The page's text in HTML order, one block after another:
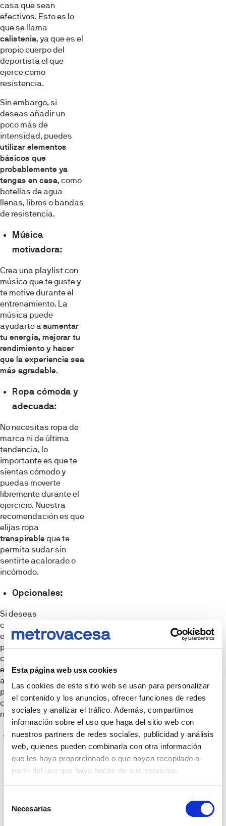
Esta página web usa cookies
Las cookies de este sitio web se usan para personalizar
el contenido y los anuncios, ofrecer funciones de redes
sociales y analizar el tráfico. Además, compartimos
información sobre el uso que haga del sitio web con
nuestros partners de redes sociales, publicidad y análisis
web, quienes pueden combinarla con otra información
que les haya proporcionado o que hayan recopilado a
partir del uso que haya hecho de sus servicios.
Necesarias
casa que sean
efectivos. Esto es lo
que se llama
calistenia, ya que es el
propio cuerpo del
deportista el que
ejerce como
resistencia.
Sin embargo, si
deseas añadir un
poco más de
intensidad, puedes
utilizar elementos
básicos que
probablemente ya
tengas en casa, como
botellas de agua
llenas, libros o bandas
de resistencia.
Música
motivadora:
Crea una playlist con
música que te guste y
te motive durante el
entrenamiento. La
música puede
ayudarte aaumentar
tu energía, mejorar tu
rendimiento y hacer
que la experiencia sea
más agradable.
Ropa cómoda y
adecuada:
No necesitas ropa de
marca ni de última
tendencia, lo
importante es que te
sientas cómodo y
puedas moverte
libremente durante el
ejercicio. Nuestra
recomendación es que
elijas ropa
transpirableque te
permita sudar sin
sentirte acalorado o
incómodo.
Opcionales:
Si deseas
complementar tu
entrenamiento,
puedes plantearte
comprar algunos de
estos elementos
adicionales que te
permitirán llevar a
cabo un mayor
número de ejercicios:
Pesas o
mancuernas:con
ellas puedes
ejercicios y